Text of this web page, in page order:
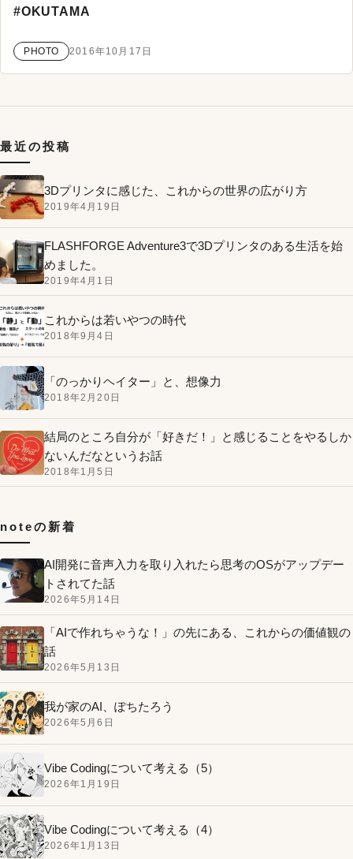
#OKUTAMA
PHOTO 2016年10月17日
最近の投稿
3Dプリンタに感じた、これからの世界の広がり方
2019年4月19日
FLASHFORGE Adventure3で3Dプリンタのある生活を始
めました。
2019年4月1日
これからは若いやつの時代
2018年9月4日
「のっかりヘイター」と、想像力
2018年2月20日
結局のところ自分が「好きだ！」と感じることをやるしか
ないんだなというお話
2018年1月5日
noteの新着
AI開発に音声入力を取り入れたら思考のOSがアップデー
トされてた話
2026年5月14日
「AIで作れちゃうな！」の先にある、これからの価値観の
話
2026年5月13日
我が家のAI、ぽちたろう
2026年5月6日
Vibe Codingについて考える（5）
2026年1月19日
Vibe Codingについて考える（4）
2026年1月13日